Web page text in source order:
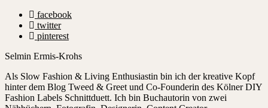
facebook
twitter
pinterest
Selmin Ermis-Krohs
Als Slow Fashion & Living Enthusiastin bin ich der kreative Kopf
hinter dem Blog Tweed & Greet und Co-Founderin des Kölner DIY
Fashion Labels Schnittduett. Ich bin Buchautorin von zwei